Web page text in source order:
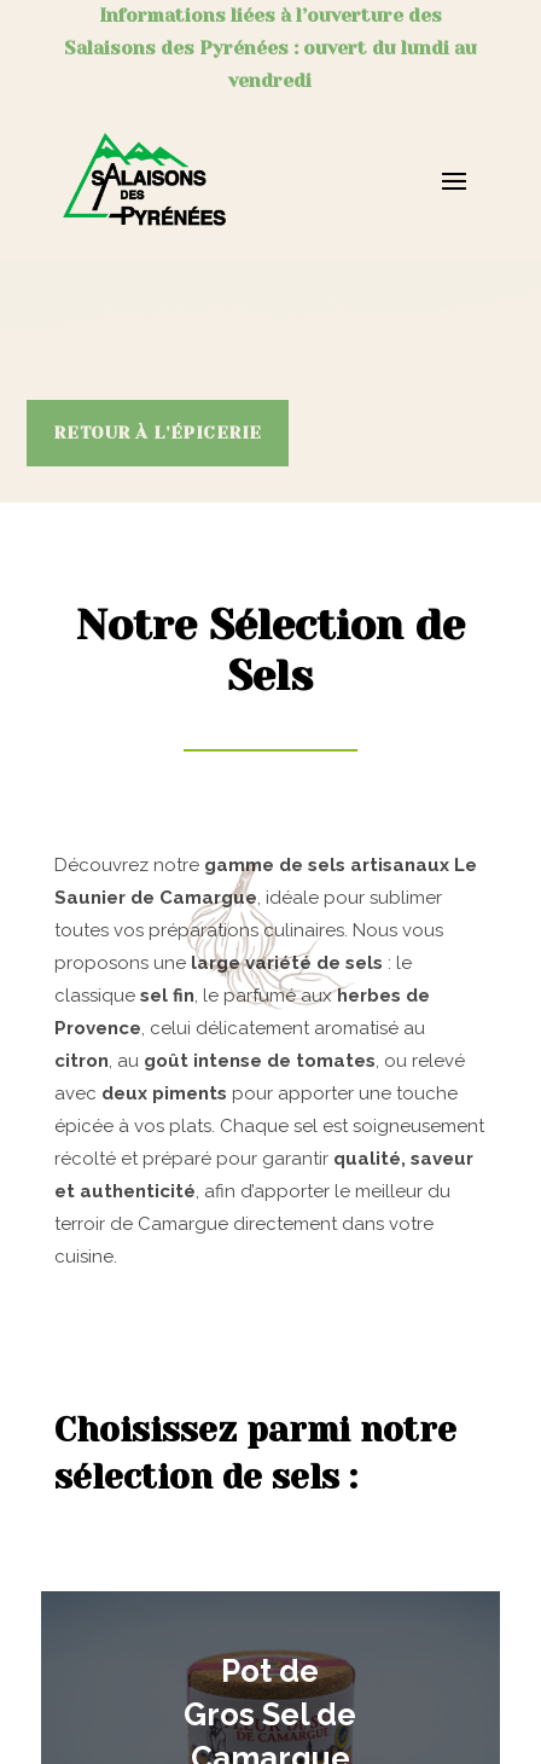
Informations liées à l’ouverture des
Salaisons des Pyrénées : ouvert du lundi au
vendredi
RETOUR À L'ÉPICERIE
Notre Sélection de
Sels
Découvrez notre gamme de sels artisanaux Le
Saunier de Camargue, idéale pour sublimer
toutes vos préparations culinaires. Nous vous
proposons une large variété de sels : le
classique sel fin, le parfumé auxherbes de
Provence, celui délicatement aromatisé au
citron, au goût intense de tomates, ou relevé
avec deux piments pour apporter une touche
épicée à vos plats. Chaque sel est soigneusement
récolté et préparé pour garantir qualité, saveur
et authenticité, afin d’apporter le meilleur du
terroir de Camargue directement dans votre
cuisine.
Choisissez parmi notre
sélection de sels :
Pot de
Gros Sel de